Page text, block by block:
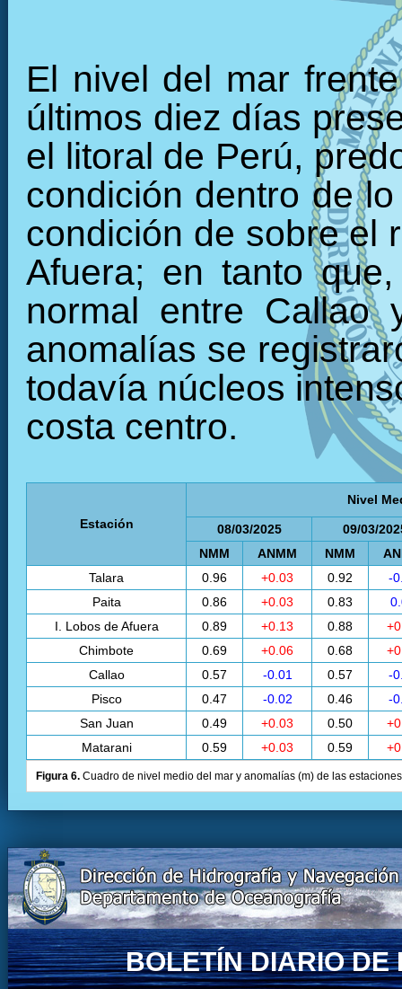
El nivel del mar
últimos diez días
el litoral de Perú,
condición dentro de
condición de sobre el
Afuera; en tanto
normal entre Callao
anomalías se
todavía núcleos
costa centro.
Estación
Nivel
08/03/2025
09/03/
NMM
ANMM NMM
Talara
0.96 +0.03 0.92
-
Paita
0.86 +0.03 0.83
I. Lobos de Afuera
0.89 +0.13 0.88
Chimbote
0.69 +0.06 0.68
Callao
0.57 -0.01 0.57
-
Pisco
0.47 -0.02 0.46
-
San Juan
0.49 +0.03 0.50
Matarani
0.59 +0.03 0.59
Figura 6. Cuadro de nivel medio del mar y anomalías (m) de las
BOLETÍN DIARIO DE